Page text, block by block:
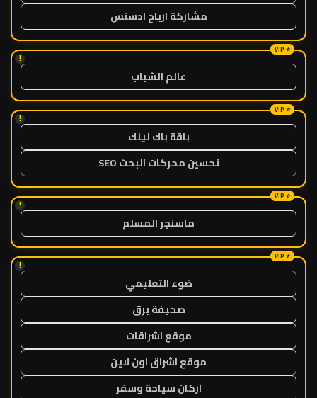
مشاركة ارباح ادسنس
!
عالم الشباب
!
باقة باك لينك
تحسين محركات البحث SEO
!
ماسنجر المسلم
!
ضوء التعليمي
صحيفة برق
موقع اشراقات
موقع اشراق اون لاين
اركان سياحة وسفر